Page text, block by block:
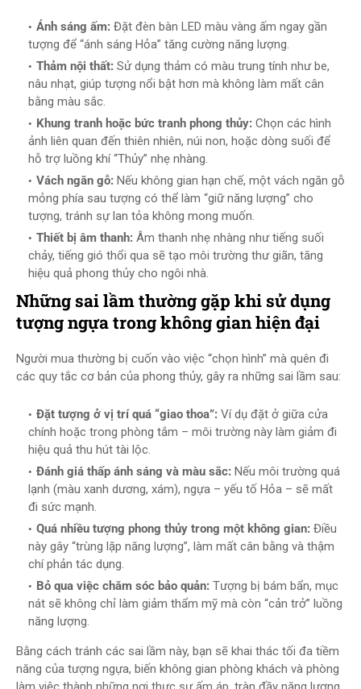
Ánh sáng ấm: Đặt đèn bàn LED màu vàng ấm ngay gần
tượng để “ánh sáng Hỏa” tăng cường năng lượng.
Thảm nội thất: Sử dụng thảm có màu trung tính như be,
nâu nhạt, giúp tượng nổi bật hơn mà không làm mất cân
bằng màu sắc.
Khung tranh hoặc bức tranh phong thủy: Chọn các hình
ảnh liên quan đến thiên nhiên, núi non, hoặc dòng suối để
hỗ trợ luồng khí “Thủy” nhẹ nhàng.
Vách ngăn gỗ: Nếu không gian hạn chế, một vách ngăn gỗ
mỏng phía sau tượng có thể làm “giữ năng lượng” cho
tượng, tránh sự lan tỏa không mong muốn.
Thiết bị âm thanh: Âm thanh nhẹ nhàng như tiếng suối
chảy, tiếng gió thổi qua sẽ tạo môi trường thư giãn, tăng
hiệu quả phong thủy cho ngôi nhà.
Những sai lầm thường gặp khi sử dụng
tượng ngựa trong không gian hiện đại
Người mua thường bị cuốn vào việc “chọn hình” mà quên đi
các quy tắc cơ bản của phong thủy, gây ra những sai lầm sau:
Đặt tượng ở vị trí quá “giao thoa”: Ví dụ đặt ở giữa cửa
chính hoặc trong phòng tắm – môi trường này làm giảm đi
hiệu quả thu hút tài lộc.
Đánh giá thấp ánh sáng và màu sắc: Nếu môi trường quá
lạnh (màu xanh dương, xám), ngựa – yếu tố Hỏa – sẽ mất
đi sức mạnh.
Quá nhiều tượng phong thủy trong một không gian: Điều
này gây “trùng lặp năng lượng”, làm mất cân bằng và thậm
chí phản tác dụng.
Bỏ qua việc chăm sóc bảo quản: Tượng bị bám bẩn, mục
nát sẽ không chỉ làm giảm thẩm mỹ mà còn “cản trở” luồng
năng lượng.
Bằng cách tránh các sai lầm này, bạn sẽ khai thác tối đa tiềm
năng của tượng ngựa, biến không gian phòng khách và phòng